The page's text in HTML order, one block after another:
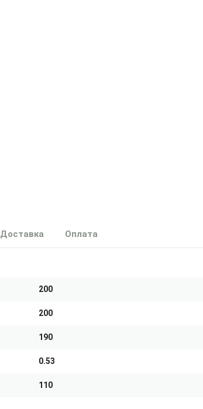
Доставка Оплата
200
200
190
0.53
110